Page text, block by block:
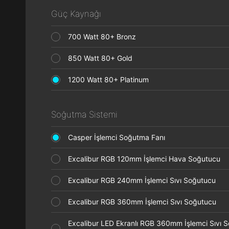
Güç Kaynağı
700 Watt 80+ Bronz
850 Watt 80+ Gold
1200 Watt 80+ Platinum
Soğutma Sistemi
Casper İşlemci Soğutma Fanı
Excalibur RGB 120mm İşlemci Hava Soğutucu
Excalibur RGB 240mm İşlemci Sıvı Soğutucu
Excalibur RGB 360mm İşlemci Sıvı Soğutucu
Excalibur LED Ekranlı RGB 360mm İşlemci Sıvı